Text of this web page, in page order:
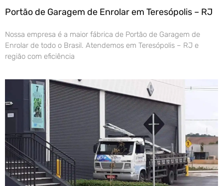
Portão de Garagem de Enrolar em Teresópolis – RJ
Nossa empresa é a maior fábrica de Portão de Garagem de
Enrolar de todo o Brasil. Atendemos em Teresópolis – RJ e
região com eficiência